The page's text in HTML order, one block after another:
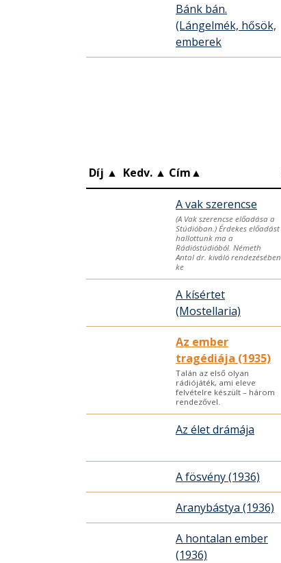
Bánk bán.
(Lángelmék, hősök,
emberek
Díj ▲ Kedv. ▲ Cím▲
A vak szerencse
(A Vak szerencse előadása a
Stúdióban.) Érdekes előadást
hallottunk ma a
Rádióstúdióból. Németh
Antal dr. kiváló rendezésében
ke
A kísértet
(Mostellaria)
Az ember
tragédiája (1935)
Talán az első olyan
rádiójáték, ami eleve
felvételre készült – három
rendezővel.
Az élet drámája
A fösvény (1936)
Aranybástya (1936)
A hontalan ember
(1936)